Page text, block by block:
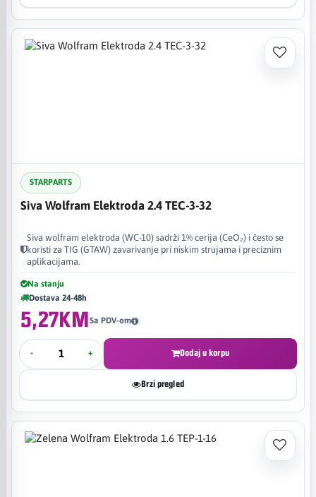
STARPARTS
Siva Wolfram Elektroda 2.4 TEC-3-32
Siva wolfram elektroda (WC-10) sadrži 1% cerija (CeO₂) i često se
koristi za TIG (GTAW) zavarivanje pri niskim strujama i preciznim
aplikacijama.
Na stanju
Dostava 24-48h
5,27KMSa PDV-om
- + Dodaj u korpu
Brzi pregled